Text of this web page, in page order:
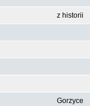
z historii
Gorzyce